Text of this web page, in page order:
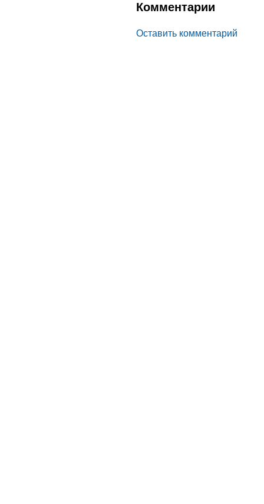
Комментарии
Оставить комментарий